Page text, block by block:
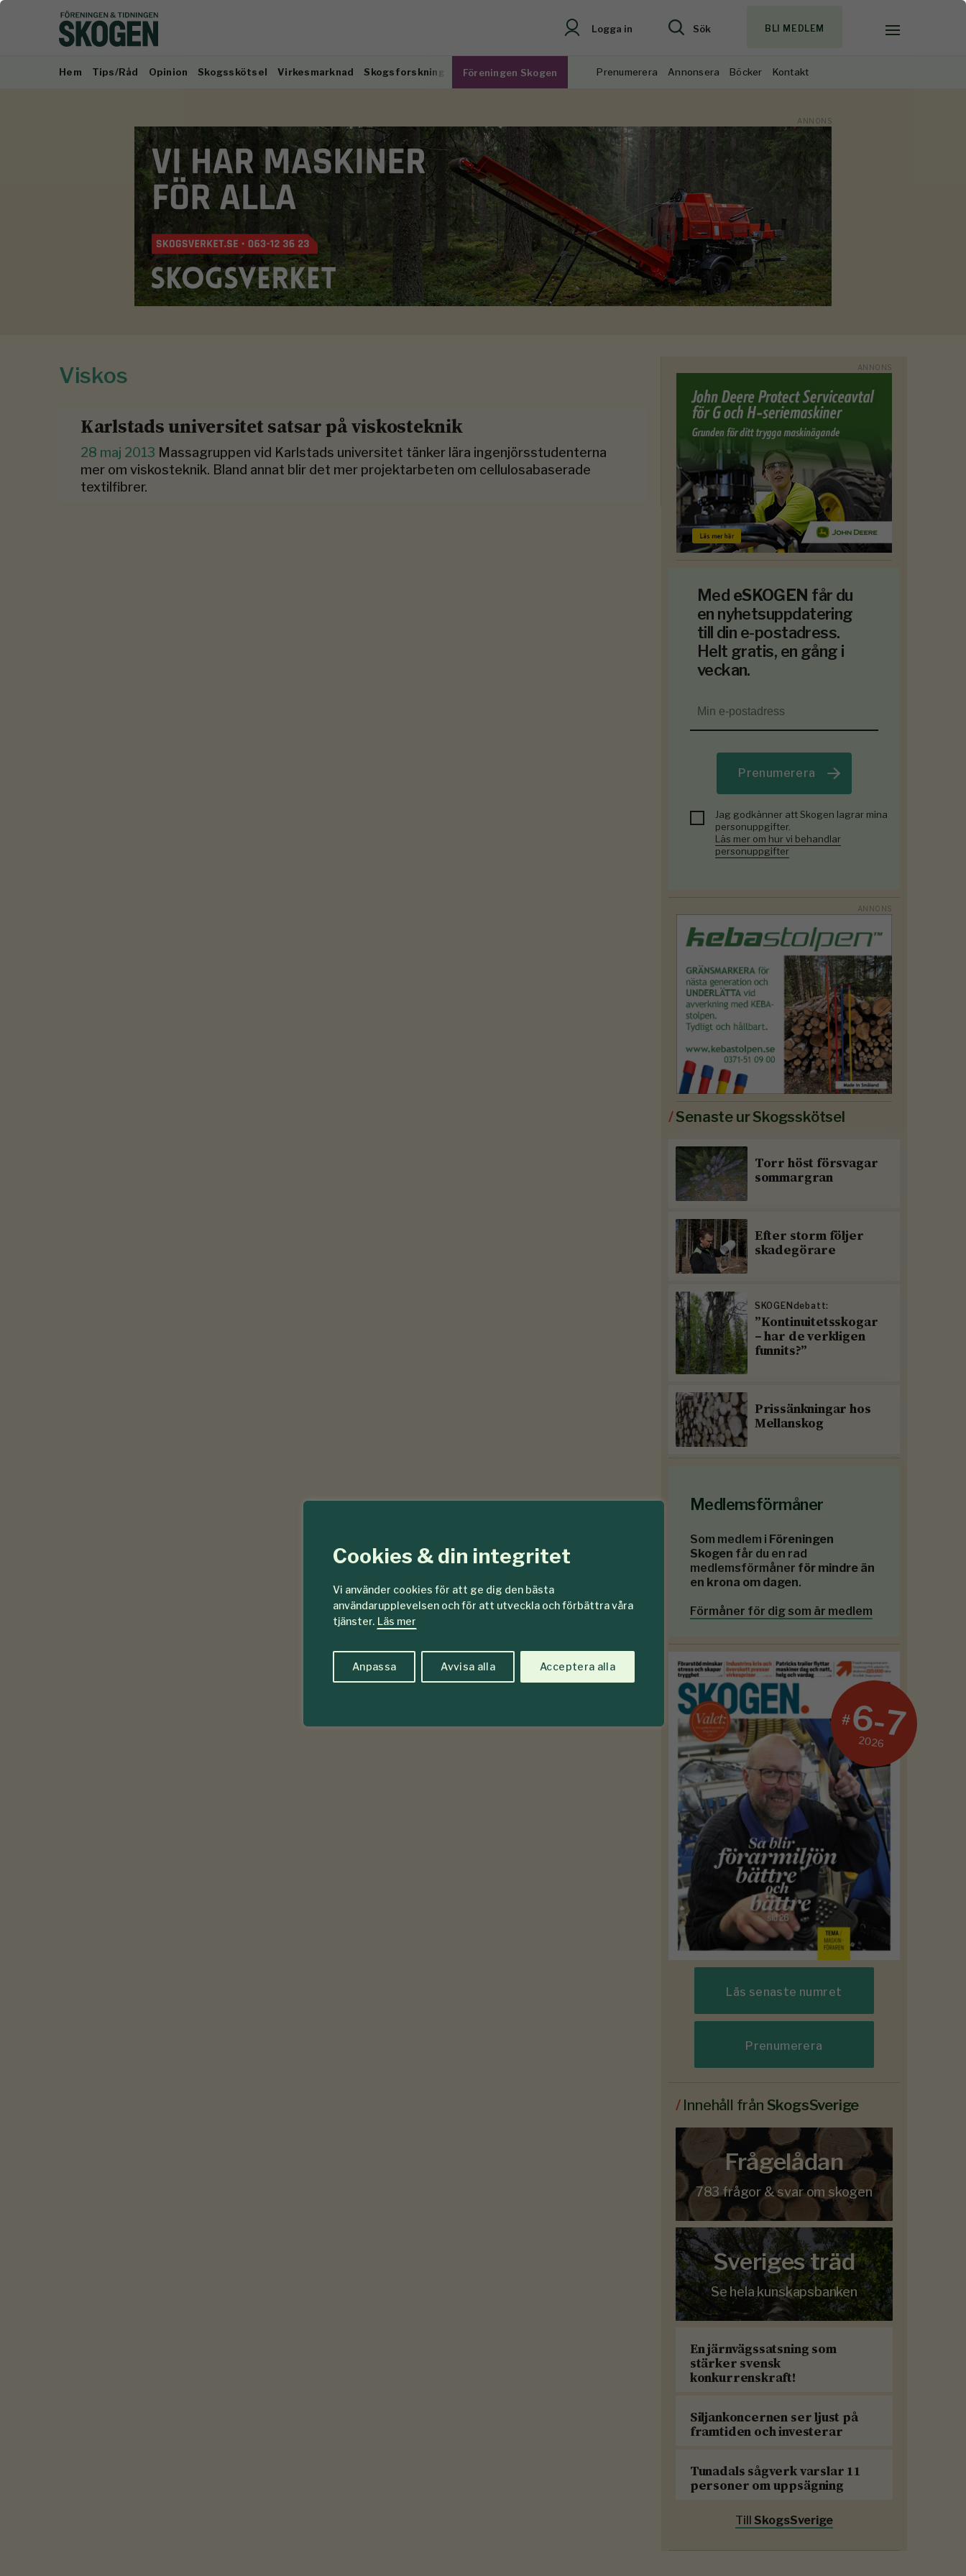
Cookies & din integritet
Vi använder cookies för att ge dig den bästa
användarupplevelsen och för att utveckla och förbättra våra
tjänster. Läs mer
Anpassa Avvisa alla Acceptera alla
Logga in Sök BLI MEDLEM
Hem Tips/Råd Opinion Skogsskötsel Virkesmarknad Skogsforskning Föreningen Skogen Prenumerera Annonsera Böcker Kontakt
Viskos
Karlstads universitet satsar på viskosteknik
28 maj 2013 Massagruppen vid Karlstads universitet tänker lära ingenjörsstudenterna
mer om viskosteknik. Bland annat blir det mer projektarbeten om cellulosabaserade
textilfibrer.
Med eSKOGEN får du
en nyhetsuppdatering
till din e-postadress.
Helt gratis, en gång i
veckan.
Prenumerera
Jag godkänner att Skogen lagrar mina
personuppgifter.
Läs mer om hur vi behandlar
personuppgifter
/Senaste ur Skogsskötsel
Torr höst försvagar
sommargran
Efter storm följer
skadegörare
SKOGENdebatt:
”Kontinuitetsskogar
– har de verkligen
funnits?”
Prissänkningar hos
Mellanskog
Medlemsförmåner
Som medlem i Föreningen
Skogen får du en rad
medlemsförmåner för mindre än
en krona om dagen.
Förmåner för dig som är medlem
#6-7
2026
Läs senaste numret
Prenumerera
/ Innehåll från SkogsSverige
Frågelådan
783 frågor & svar om skogen
Sveriges träd
Se hela kunskapsbanken
En järnvägssatsning som
stärker svensk
konkurrenskraft!
Siljankoncernen ser ljust på
framtiden och investerar
Tunadals sågverk varslar 11
personer om uppsägning
Till SkogsSverige